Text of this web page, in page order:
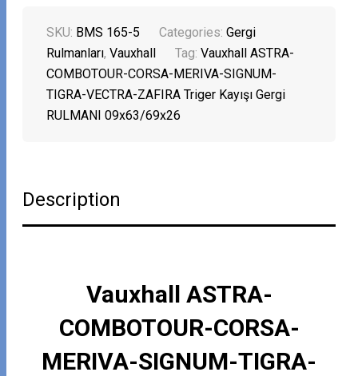
SKU: BMS 165-5 Categories:Gergi
Rulmanları,Vauxhall Tag:Vauxhall ASTRA-
COMBOTOUR-CORSA-MERIVA-SIGNUM-
TIGRA-VECTRA-ZAFIRA Triger Kayışı Gergi
RULMANI 09x63/69x26
Description
Vauxhall ASTRA-
COMBOTOUR-CORSA-
MERIVA-SIGNUM-TIGRA-